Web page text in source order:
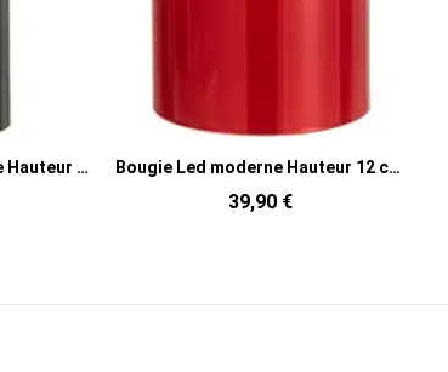
Bougie Led moderne Hauteur 12 cm en Verre Rouge Agma Bougie Boule 30 H Cire Bleu fluo Funkali
40,90 €